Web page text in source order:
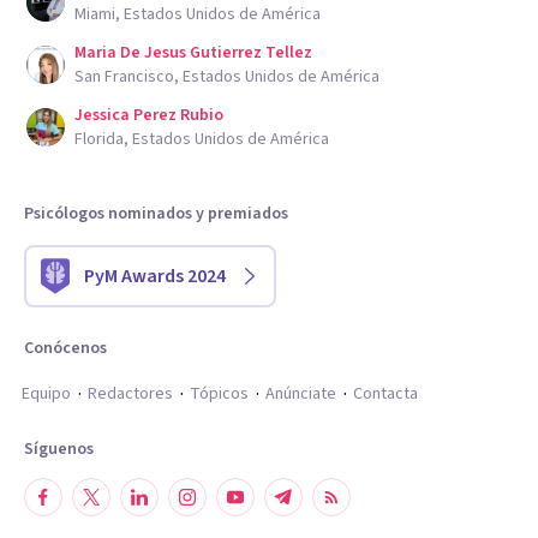
Miami, Estados Unidos de América
Maria De Jesus Gutierrez Tellez
San Francisco, Estados Unidos de América
Jessica Perez Rubio
Florida, Estados Unidos de América
Psicólogos nominados y premiados
PyM Awards 2024
Conócenos
Equipo
Redactores Tópicos Anúnciate Contacta
Síguenos